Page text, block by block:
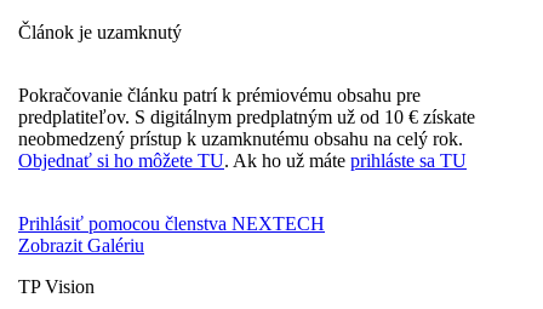
Článok je uzamknutý
Pokračovanie článku patrí k prémiovému obsahu pre
predplatiteľov. S digitálnym predplatným už od 10 € získate
neobmedzený prístup k uzamknutému obsahu na celý rok.
Objednať si ho môžete TU. Ak ho už máte prihláste sa TU
Prihlásiť pomocou členstva NEXTECH
Zobrazit Galériu
TP Vision